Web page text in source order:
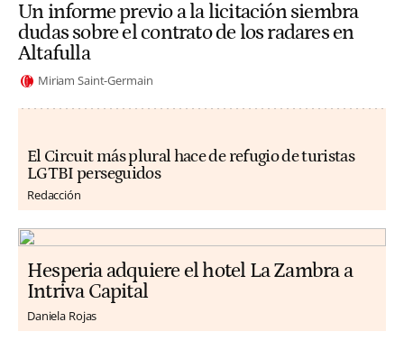
Un informe previo a la licitación siembra
dudas sobre el contrato de los radares en
Altafulla
Miriam Saint-Germain
El Circuit más plural hace de refugio de turistas
LGTBI perseguidos
Redacción
Hesperia adquiere el hotel La Zambra a
Intriva Capital
Daniela Rojas